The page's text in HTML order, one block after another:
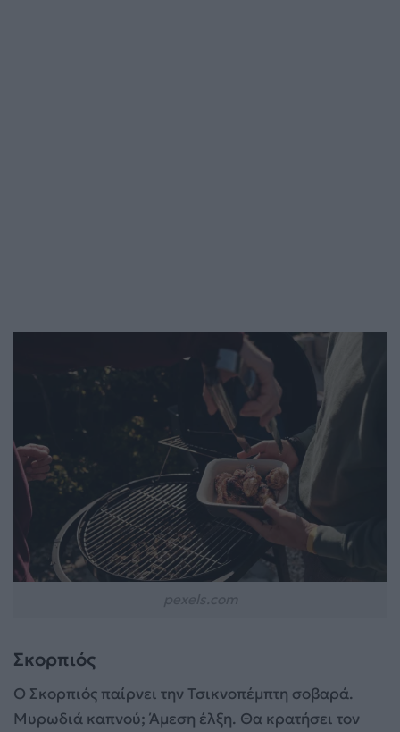
Σκορπιός
Ο Σκορπιός παίρνει την Τσικνοπέμπτη σοβαρά.
Μυρωδιά καπνού; Άμεση έλξη. Θα κρατήσει τον